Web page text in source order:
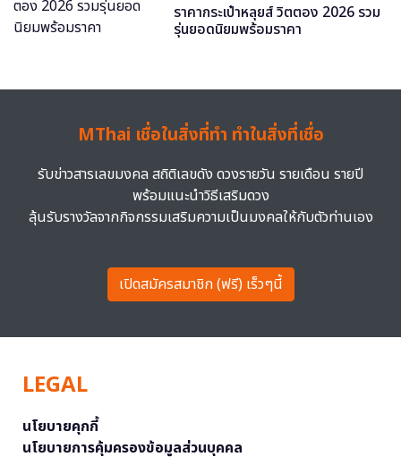
ราคากระเป๋าหลุยส์ วิตตอง 2026 รวม
รุ่นยอดนิยมพร้อมราคา
MThai เชื่อในสิ่งที่ทำ ทำในสิ่งที่เชื่อ
รับข่าวสารเลขมงคล สถิติเลขดัง ดวงรายวัน รายเดือน รายปี
พร้อมแนะนำวิธีเสริมดวง
ลุ้นรับรางวัลจากกิจกรรมเสริมความเป็นมงคลให้กับตัวท่านเอง
เปิดสมัครสมาชิก (ฟรี) เร็วๆนี้
LEGAL
นโยบายคุกกี้
นโยบายการคุ้มครองข้อมูลส่วนบุคคล